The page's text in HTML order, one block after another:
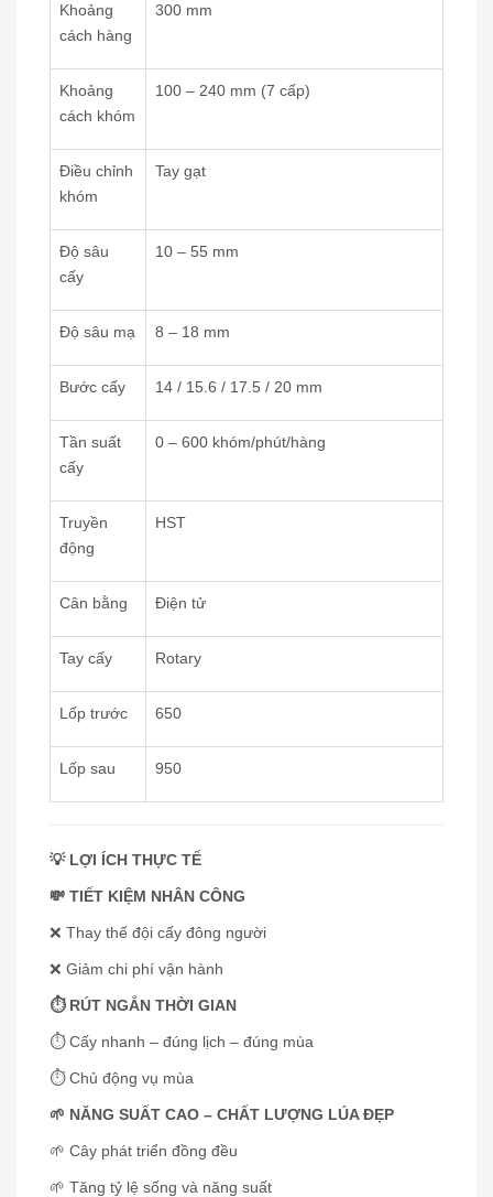
Khoảng
cách hàng
300 mm
Khoảng
cách khóm
100 – 240 mm (7 cấp)
Điều chỉnh
khóm
Tay gạt
Độ sâu
cấy
10 – 55 mm
Độ sâu mạ 8 – 18 mm
Bước cấy 14 / 15.6 / 17.5 / 20 mm
Tần suất
cấy
0 – 600 khóm/phút/hàng
Truyền
động
HST
Cân bằng Điện tử
Tay cấy Rotary
Lốp trước 650
Lốp sau 950
💡 LỢI ÍCH THỰC TẾ
💸 TIẾT KIỆM NHÂN CÔNG
❌ Thay thế đội cấy đông người
❌ Giảm chi phí vận hành
⏱️ RÚT NGẮN THỜI GIAN
⏱️ Cấy nhanh – đúng lịch – đúng mùa
⏱️ Chủ động vụ mùa
🌱 NĂNG SUẤT CAO – CHẤT LƯỢNG LÚA ĐẸP
🌱 Cây phát triển đồng đều
🌱 Tăng tỷ lệ sống và năng suất